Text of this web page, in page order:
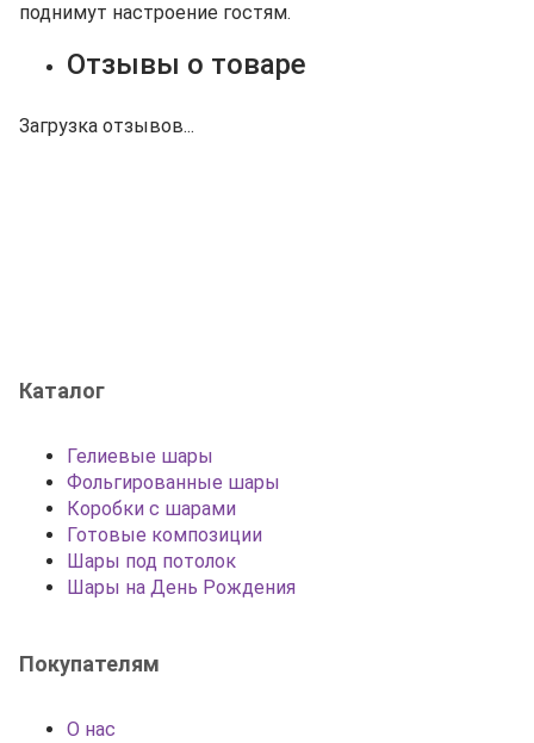
поднимут настроение гостям.
Отзывы о товаре
Загрузка отзывов...
Каталог
Гелиевые шары
Фольгированные шары
Коробки с шарами
Готовые композиции
Шары под потолок
Шары на День Рождения
Покупателям
О нас